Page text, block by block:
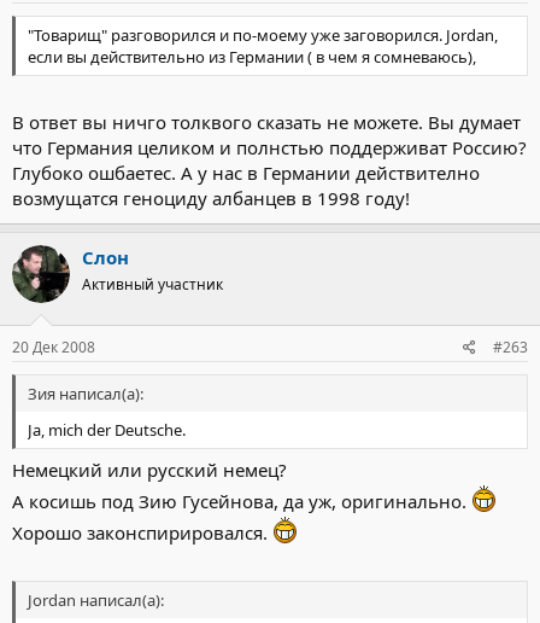
"Товарищ" разговорился и по-моему уже заговорился. Jordan,
если вы действительно из Германии ( в чем я сомневаюсь),
В ответ вы ничго толквого сказать не можете. Вы думает
что Германия целиком и полнстью поддерживат Россию?
Глубоко ошбаетес. А у нас в Германии действително
возмущатся геноциду албанцев в 1998 году!
Слон
Активный участник
20 Дек 2008 #263
Зия написал(а):
Ja, mich der Deutsche.
Немецкий или русский немец?
А косишь под Зию Гусейнова, да уж, оригинально.
Хорошо законспирировался.
Jordan написал(а):